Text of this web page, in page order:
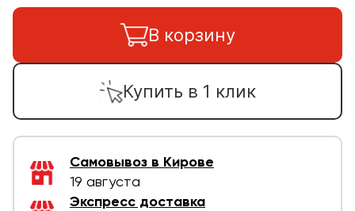
В корзину
Купить в 1 клик
Самовывоз в Кирове
19 августа
Экспресс доставка